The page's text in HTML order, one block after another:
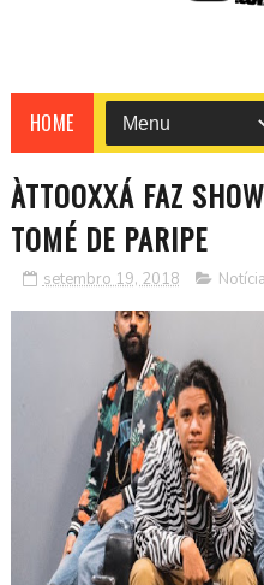
HOME
ÀTTOOXXÁ FAZ
TOMÉ DE PARIPE
setembro 19, 2018